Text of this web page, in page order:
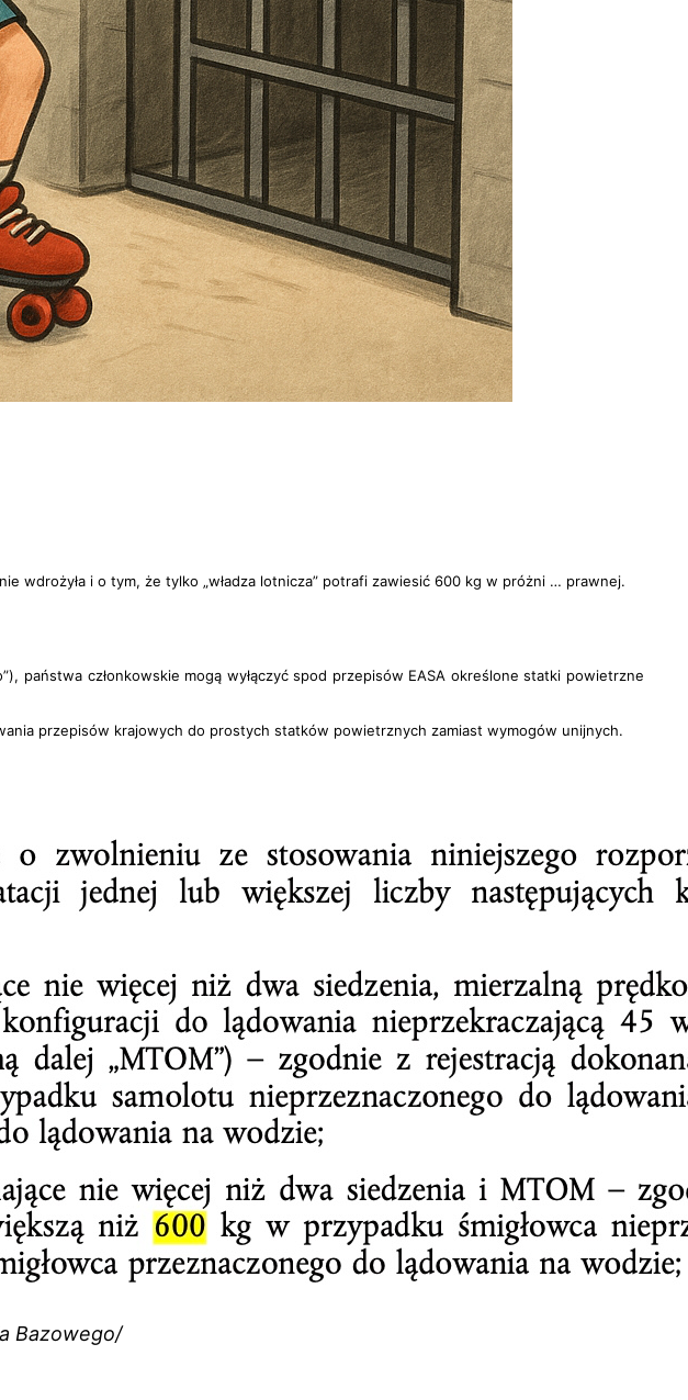
wdrożyła i o tym, że tylko „władza lotnicza” potrafi zawiesić 600 kg w próżni … prawnej.
państwa członkowskie mogą wyłączyć spod przepisów EASA określone statki powietrzne
przepisów krajowych do prostych statków powietrznych zamiast wymogów unijnych.
Bazowego/